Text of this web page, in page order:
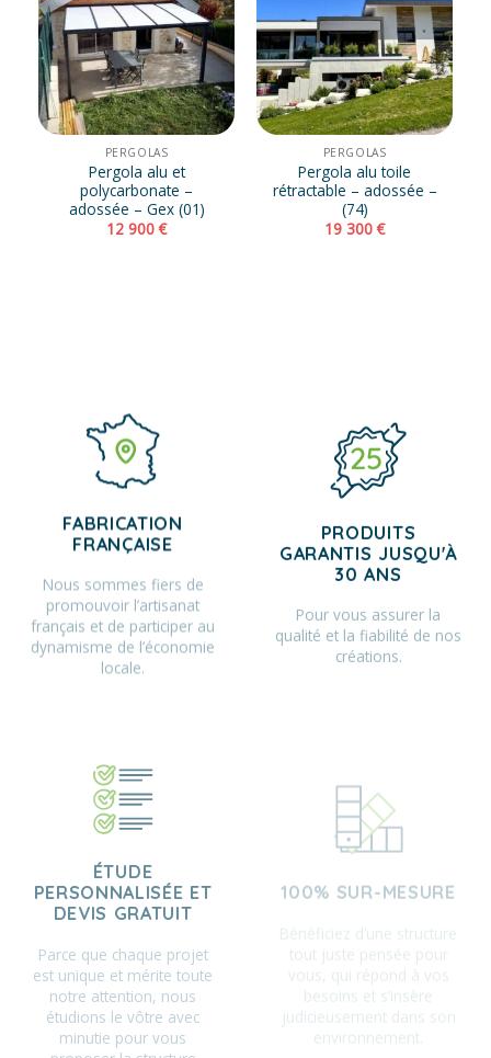
PERGOLAS
Pergola alu et
polycarbonate –
adossée – Gex (01)
12 900€
PERGOLAS
Pergola alu toile
rétractable – adossée –
(74)
19 300€
FABRICATION
FRANÇAISE
Nous sommes fiers de
promouvoir l’artisanat
français et de participer au
dynamisme de l’économie
locale.
GARANTIS JUSQU'À
30 ANS
qualité et la fiabilité de nos
créations.
ÉTUDE
PERSONNALISÉE ET
DEVIS GRATUIT
Parce que chaque projet
notre attention, nous
étudions le vôtre avec
minutie pour vous
proposer la structure
adaptée.
100% SUR-MESURE
Bénéficiez d’une structure
tout juste pensée pour
vous, qui répond à vos
besoins et s’insère
judicieusement dans son
environnement.